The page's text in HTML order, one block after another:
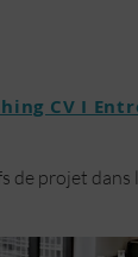
CV I
de projet